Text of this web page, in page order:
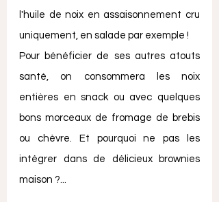
l'huile de noix en assaisonnement cru
uniquement, en salade par exemple !
Pour bénéficier de ses autres atouts
santé, on consommera les noix
entières en snack ou avec quelques
bons morceaux de fromage de brebis
ou chèvre. Et pourquoi ne pas les
intégrer dans de délicieux brownies
maison ?...